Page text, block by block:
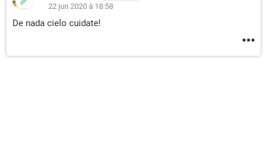
22 jun 2020 à 18:58
De nada cielo cuidate!